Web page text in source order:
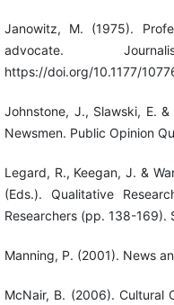
Janowitz, M. (1975).
advocate.
https://doi.org/10.1177/
Johnstone, J., Slawski, E.
Newsmen. Public Opinion
Legard, R., Keegan, J. &
(Eds.). Qualitative
Researchers (pp. 138-169).
Manning, P. (2001). News
McNair, B. (2006). Cultural